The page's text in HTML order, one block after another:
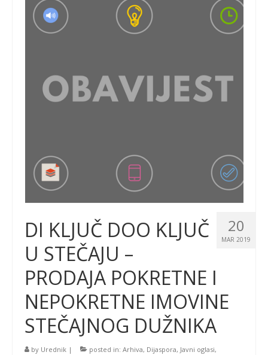
20
MAR 2019
DI KLJUČ DOO KLJUČ
U STEČAJU –
PRODAJA POKRETNE I
NEPOKRETNE IMOVINE
STEČAJNOG DUŽNIKA
by Urednik | posted in: Arhiva, Dijaspora, Javni oglasi,